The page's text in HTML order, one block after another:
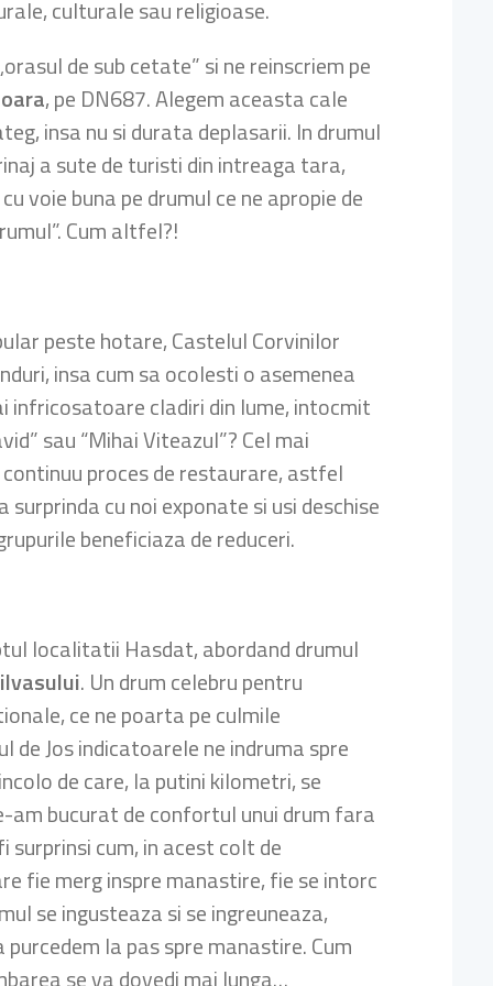
culturale sau religioase.
de sub cetate” si ne reinscriem pe
, pe DN687. Alegem aceasta cale
insa nu si durata deplasarii. In drumul
a sute de turisti din intreaga tara,
voie buna pe drumul ce ne apropie de
Cum altfel?!
peste hotare, Castelul Corvinilor
insa cum sa ocolesti o asemenea
infricosatoare cladiri din lume, intocmit
sau “Mihai Viteazul”? Cel mai
proces de restaurare, astfel
cu noi exponate si usi deschise
beneficiaza de reduceri.
localitatii Hasdat, abordand drumul
. Un drum celebru pentru
ce ne poarta pe culmile
de Jos indicatoarele ne indruma spre
de care, la putini kilometri, se
am bucurat de confortul unui drum fara
cum, in acest colt de
fie merg inspre manastire, fie se intorc
se ingusteaza si se ingreuneaza,
la pas spre manastire. Cum
se va dovedi mai lunga…